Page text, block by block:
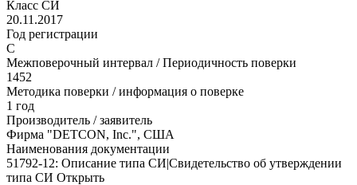
Класс СИ
20.11.2017
Год регистрации
C
Межповерочный интервал / Периодичность поверки
1452
Методика поверки / информация о поверке
1 год
Производитель / заявитель
Фирма "DETCON, Inc.", США
Наименования документации
51792-12: Описание типа СИ|Свидетельство об утверждении
типа СИ Открыть